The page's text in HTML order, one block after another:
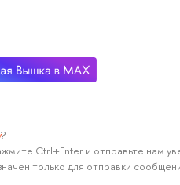
?
Ctrl+Enter и отправьте нам
только для отправки